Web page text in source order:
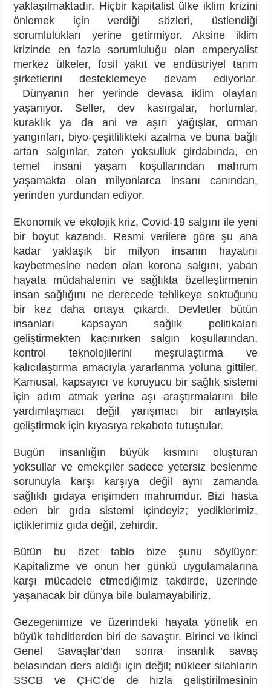
yaklaşılmaktadır. Hiçbir kapitalist ülke iklim krizini
önlemek için verdiği sözleri, üstlendiği
sorumlulukları yerine getirmiyor. Aksine iklim
krizinde en fazla sorumluluğu olan emperyalist
merkez ülkeler, fosil yakıt ve endüstriyel tarım
şirketlerini desteklemeye devam ediyorlar.
Dünyanın her yerinde devasa iklim olayları
yaşanıyor. Seller, dev kasırgalar, hortumlar,
kuraklık ya da ani ve aşırı yağışlar, orman
yangınları, biyo-çeşitlilikteki azalma ve buna bağlı
artan salgınlar, zaten yoksulluk girdabında, en
temel insani yaşam koşullarından mahrum
yaşamakta olan milyonlarca insanı canından,
yerinden yurdundan ediyor.
Ekonomik ve ekolojik kriz, Covid-19 salgını ile yeni
bir boyut kazandı. Resmi verilere göre şu ana
kadar yaklaşık bir milyon insanın hayatını
kaybetmesine neden olan korona salgını, yaban
hayata müdahalenin ve sağlıkta özelleştirmenin
insan sağlığını ne derecede tehlikeye soktuğunu
bir kez daha ortaya çıkardı. Devletler bütün
insanları kapsayan sağlık politikaları
geliştirmekten kaçınırken salgın koşullarından,
kontrol teknolojilerini meşrulaştırma ve
kalıcılaştırma amacıyla yararlanma yoluna gittiler.
Kamusal, kapsayıcı ve koruyucu bir sağlık sistemi
için adım atmak yerine aşı araştırmalarını bile
yardımlaşmacı değil yarışmacı bir anlayışla
geliştirmek için kıyasıya rekabete tutuştular.
Bugün insanlığın büyük kısmını oluşturan
yoksullar ve emekçiler sadece yetersiz beslenme
sorunuyla karşı karşıya değil aynı zamanda
sağlıklı gıdaya erişimden mahrumdur. Bizi hasta
eden bir gıda sistemi içindeyiz; yediklerimiz,
içtiklerimiz gıda değil, zehirdir.
Bütün bu özet tablo bize şunu söylüyor:
Kapitalizme ve onun her günkü uygulamalarına
karşı mücadele etmediğimiz takdirde, üzerinde
yaşanacak bir dünya bile bulamayabiliriz.
Gezegenimize ve üzerindeki hayata yönelik en
büyük tehditlerden biri de savaştır. Birinci ve ikinci
Genel Savaşlar’dan sonra insanlık savaş
belasından ders aldığı için değil; nükleer silahların
SSCB ve ÇHC’de de hızla geliştirilmesinin